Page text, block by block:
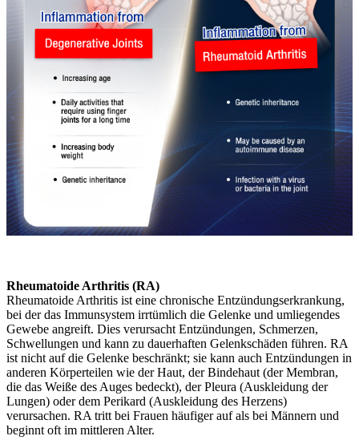
Rheumatoide Arthritis (RA)
Rheumatoide Arthritis ist eine chronische Entzündungserkrankung,
bei der das Immunsystem irrtümlich die Gelenke und umliegendes
Gewebe angreift. Dies verursacht Entzündungen, Schmerzen,
Schwellungen und kann zu dauerhaften Gelenkschäden führen. RA
ist nicht auf die Gelenke beschränkt; sie kann auch Entzündungen in
anderen Körperteilen wie der Haut, der Bindehaut (der Membran,
die das Weiße des Auges bedeckt), der Pleura (Auskleidung der
Lungen) oder dem Perikard (Auskleidung des Herzens)
verursachen. RA tritt bei Frauen häufiger auf als bei Männern und
beginnt oft im mittleren Alter.